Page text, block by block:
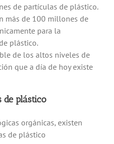
de partículas de plástico.
más de 100 millones de
para la
plástico.
de los altos niveles de
que a día de hoy existe
de plástico
orgánicas, existen
de plástico